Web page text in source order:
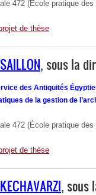
472 (École pratique
de thèse
, sous la
des Antiquités
de la gestion de
472 (École pratique
de thèse
, sous